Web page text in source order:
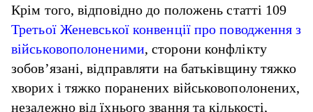
Крім того, відповідно до положень статті 109
Третьої Женевської конвенції про поводження з
військовополоненими, сторони конфлікту
зобов’язані, відправляти на батьківщину тяжко
хворих і тяжко поранених військовополонених,
незалежно від їхнього звання та кількості,